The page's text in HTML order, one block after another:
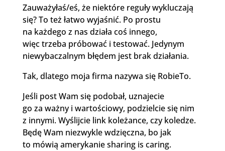
Zauważyłaś/eś, że niektóre reguły wykluczają
się? To też łatwo wyjaśnić. Po prostu
na każdego z nas działa coś innego,
więc trzeba próbować i testować. Jedynym
niewybaczalnym błędem jest brak działania.
Tak, dlatego moja firma nazywa się RobieTo.
Jeśli post Wam się podobał, uznajecie
go za ważny i wartościowy, podzielcie się nim
z innymi. Wyślijcie link koleżance, czy koledze.
Będę Wam niezwykle wdzięczna, bo jak
to mówią amerykanie sharing is caring.